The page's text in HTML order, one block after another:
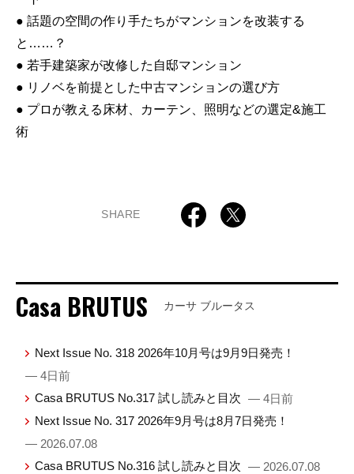
● 話題の空間の作り手たちがマンションを改装する
と……？
● 若手建築家が改修した自邸マンション
● リノベを前提とした中古マンションの選び方
● プロが教える床材、カーテン、照明などの選定&施工
術
SHARE
Casa BRUTUS カーサ ブルータス
Next Issue No. 318 2026年10月号は9月9日発売！
— 4日前
Casa BRUTUS No.317 試し読みと目次 — 4日前
Next Issue No. 317 2026年9月号は8月7日発売！
— 2026.07.08
Casa BRUTUS No.316 試し読みと目次 — 2026.07.08